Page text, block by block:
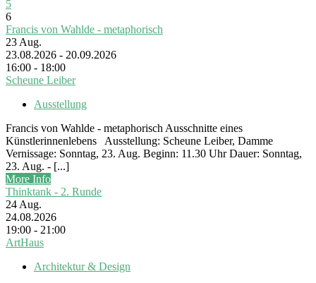
5
6
Francis von Wahlde - metaphorisch
23 Aug.
23.08.2026 - 20.09.2026
16:00 - 18:00
Scheune Leiber
Ausstellung
Francis von Wahlde - metaphorisch Ausschnitte eines
Künstlerinnenlebens Ausstellung: Scheune Leiber, Damme
Vernissage: Sonntag, 23. Aug. Beginn: 11.30 Uhr Dauer: Sonntag,
23. Aug. - [...]
More Info
Thinktank - 2. Runde
24 Aug.
24.08.2026
19:00 - 21:00
ArtHaus
Architektur & Design